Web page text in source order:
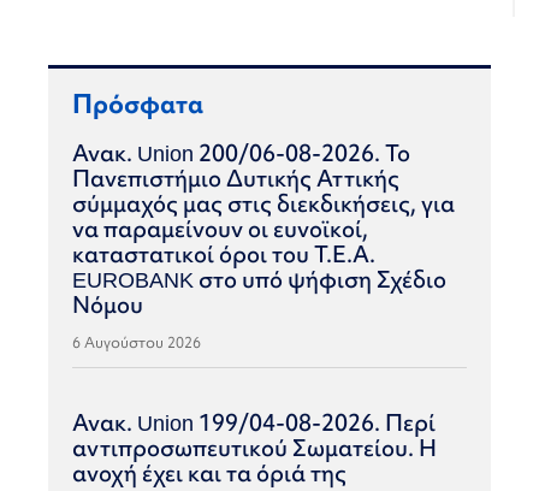
Πρόσφατα
Ανακ. Union 200/06-08-2026. Το
Πανεπιστήμιο Δυτικής Αττικής
σύμμαχός μας στις διεκδικήσεις, για
να παραμείνουν οι ευνοϊκοί,
καταστατικοί όροι του Τ.Ε.Α.
EUROBANK στο υπό ψήφιση Σχέδιο
Νόμου
6 Αυγούστου 2026
Ανακ. Union 199/04-08-2026. Περί
αντιπροσωπευτικού Σωματείου. Η
ανοχή έχει και τα όριά της